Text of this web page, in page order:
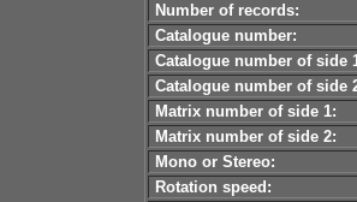
Number of records:
Catalogue number:
Catalogue number of side
Catalogue number of side
Matrix number of side 1:
Matrix number of side 2:
Mono or Stereo:
Rotation speed: